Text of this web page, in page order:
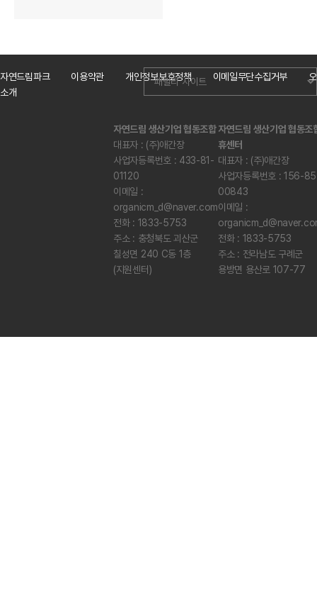
자연드림파크
소개
이용약관 개인정보보호정책 이메일무단수집거부
자연드림 생산기업 협동조합
대표자 : (주)애간장
사업자등록번호 : 433-81-
01120
이메일 :
organicm_d@naver.com
전화 : 1833-5753
주소 : 충청북도 괴산군
칠성면 240 C동 1층
(지원센터)
자연드림 생산기업 협동조
휴센터
대표자 : (주)애간장
사업자등록번호 : 156-
00843
이메일 :
전화 : 1833-5753
주소 : 전라남도 구례군
용방면 용산로 107-77